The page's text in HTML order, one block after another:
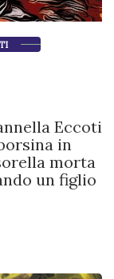
Eccoti
in
morta
un figlio